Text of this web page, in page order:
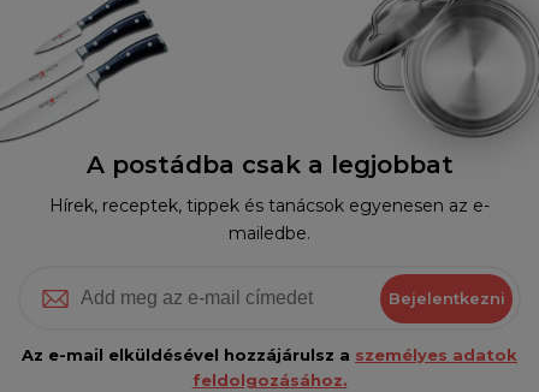
A postádba csak a legjobbat
Hírek, receptek, tippek és tanácsok egyenesen az e-
mailedbe.
Bejelentkezni
Az e-mail elküldésével hozzájárulsz a személyes adatok
feldolgozásához.